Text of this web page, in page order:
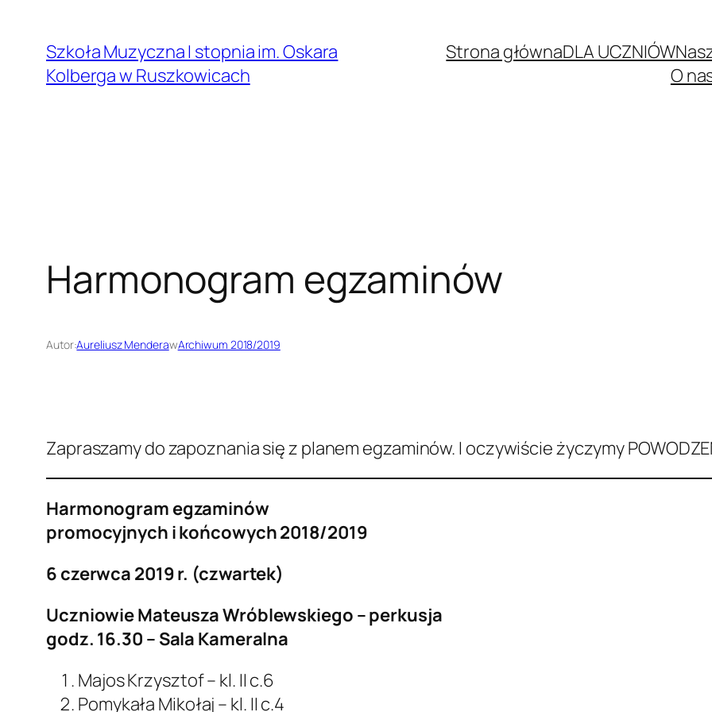
treści
Szkoła Muzyczna I stopnia im. Oskara
Kolberga w Ruszkowicach
Strona głównaDLA UCZNIÓW
O
Harmonogram egzaminów
Autor:Aureliusz MenderawArchiwum 2018/2019
Zapraszamy do zapoznania się z planem egzaminów. I oczywiście życzymy
Harmonogram egzaminów
promocyjnych i końcowych 2018/2019
6 czerwca 2019 r. (czwartek)
Uczniowie Mateusza Wróblewskiego – perkusja
godz. 16.30 – Sala Kameralna
Majos Krzysztof – kl. II c.6
Pomykała Mikołaj – kl. II c.4